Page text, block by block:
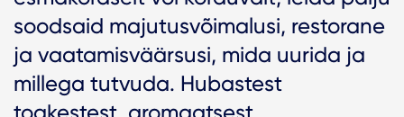
soodsaid majutusvõimalusi, restorane
ja vaatamisväärsusi, mida uurida ja
millega tutvuda. Hubastest